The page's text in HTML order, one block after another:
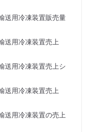
送用冷凍装置販売量
送用冷凍装置売上
送用冷凍装置売上シ
送用冷凍装置売上
送用冷凍装置の売上